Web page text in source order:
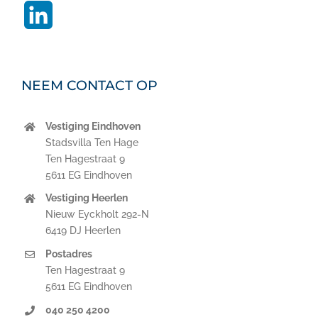
NEEM CONTACT OP
Vestiging Eindhoven
Stadsvilla Ten Hage
Ten Hagestraat 9
5611 EG Eindhoven
Vestiging Heerlen
Nieuw Eyckholt 292-N
6419 DJ Heerlen
Postadres
Ten Hagestraat 9
5611 EG Eindhoven
040 250 4200